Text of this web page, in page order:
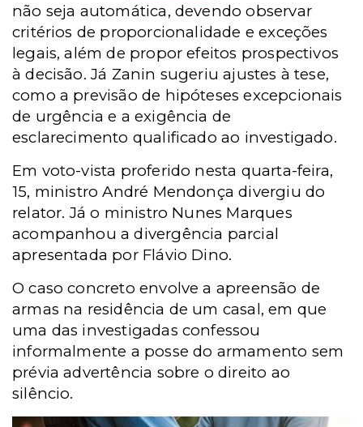
não seja automática, devendo observar
critérios de proporcionalidade e exceções
legais, além de propor efeitos prospectivos
à decisão. Já Zanin sugeriu ajustes à tese,
como a previsão de hipóteses excepcionais
de urgência e a exigência de
esclarecimento qualificado ao investigado.
Em voto-vista proferido nesta quarta-feira,
15, ministro André Mendonça divergiu do
relator. Já o ministro Nunes Marques
acompanhou a divergência parcial
apresentada por Flávio Dino.
O caso concreto envolve a apreensão de
armas na residência de um casal, em que
uma das investigadas confessou
informalmente a posse do armamento sem
prévia advertência sobre o direito ao
silêncio.